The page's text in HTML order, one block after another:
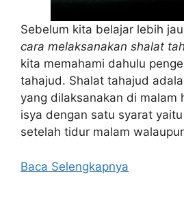
Sebelum kita belajar lebih
cara melaksanakan shalat
kita memahami dahulu
tahajud. Shalat tahajud
yang dilaksanakan di malam
isya dengan satu syarat
setelah tidur malam
Baca Selengkapnya